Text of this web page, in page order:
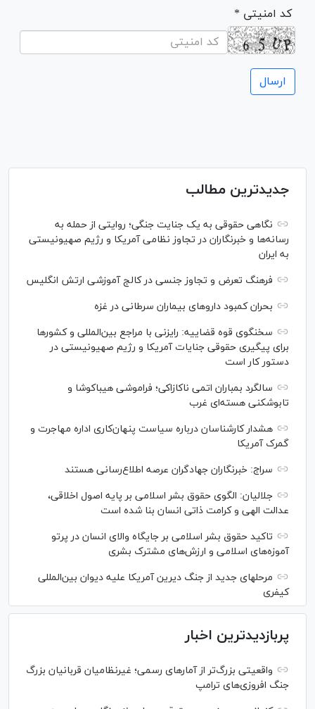
* کد امنیتی
جدیدترین مطالب
نگاهی حقوقی به یک جنایت جنگی؛ روایتی از حمله به
رسانه‌ها و خبرنگاران در تجاوز نظامی آمریکا و رژیم صهیونیستی
به ایران
فرهنگ تعرض و تجاوز جنسی در کالج آموزشی ارتش انگلیس
بحران کمبود دارو‌های بیماران سرطانی در غزه
سخنگوی قوه قضاییه: رایزنی‌ با مراجع بین‌المللی و کشور‌ها
برای پیگیری حقوقی جنایات آمریکا و رژیم صهیونیستی در
دستور کار است
سالگرد بمباران اتمی ناکازاکی؛ فراموشی هیباکوشا و
تابوشکنی هسته‌ای غرب
هشدار کارشناسان درباره سیاست پنهان‌کاری اداره مهاجرت و
گمرک آمریکا
سراج: خبرنگاران جهادگران عرصه اطلاع‌رسانی هستند
جلالیان: الگوی حقوق بشر اسلامی بر پایه اصول اخلاقی،
عدالت الهی و کرامت ذاتی انسان بنا شده است
تاکید حقوق بشر اسلامی بر جایگاه والای انسان در پرتو
آموزه‌های اسلامی و ارزش‌های مشترک بشری
مرحله‎ای جدید از جنگ دیرین آمریکا علیه دیوان بین‌المللی
کیفری
پربازدیدترین اخبار
واقعیتی بزرگ‌تر از آمار‌های رسمی؛ غیرنظامیان قربانیان بزرگ
جنگ افروزی‌های ترامپ